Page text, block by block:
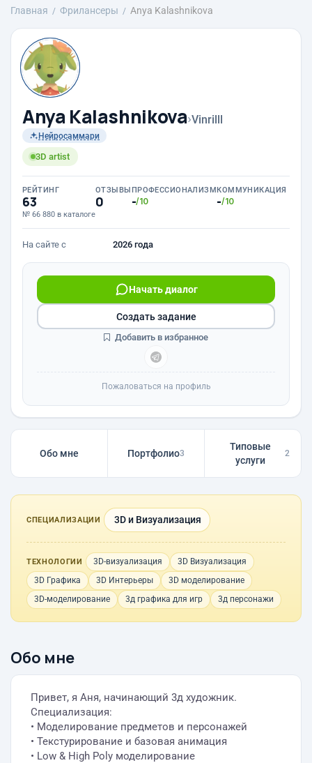
Главная Фрилансеры Anya Kalashnikova
Anya Kalashnikova›Vinrilll
Нейросаммари
3D artist
РЕЙТИНГ
63
№ 66 880 в каталоге
ОТЗЫВЫ
0
ПРОФЕССИОНАЛИЗМ
-/10
КОММУНИКАЦИЯ
-/10
На сайте с 2026 года
Начать диалог
Создать задание
Добавить в избранное
Пожаловаться на профиль
Обо мне Портфолио3
Типовые
услуги
2
СПЕЦИАЛИЗАЦИИ 3D и Визуализация
ТЕХНОЛОГИИ 3D-визуализация
3D Визуализация
3D Графика
3D Интерьеры
3D моделирование
3D-моделирование
3д графика для игр 3д персонажи
Обо мне
Привет, я Аня, начинающий 3д художник.
Специализация:
• Моделирование предметов и персонажей
• Текстурирование и базовая анимация
• Low & High Poly моделирование